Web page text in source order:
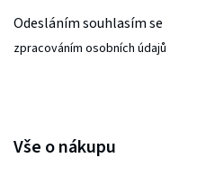
Odesláním souhlasím se
zpracováním osobních údajů
Vše o nákupu